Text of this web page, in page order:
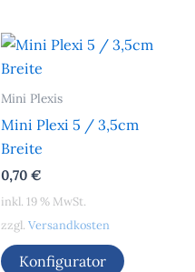
Mini Plexis
Mini Plexi 5 / 3,5cm
Breite
0,70 €
inkl. 19 % MwSt.
zzgl. Versandkosten
Konfigurator